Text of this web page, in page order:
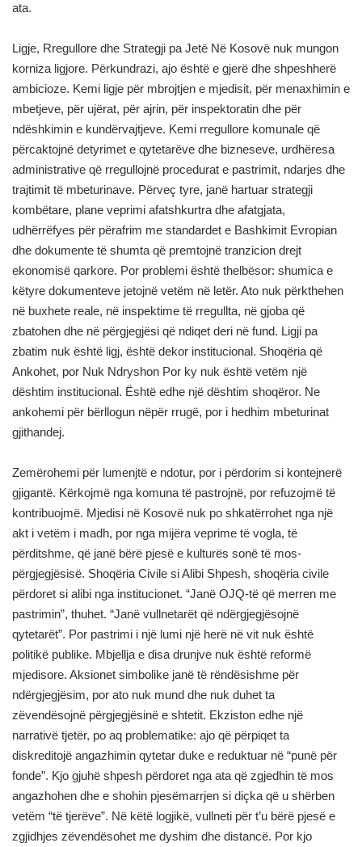
ata.
Ligje, Rregullore dhe Strategji pa Jetë Në Kosovë nuk mungon
korniza ligjore. Përkundrazi, ajo është e gjerë dhe shpeshherë
ambicioze. Kemi ligje për mbrojtjen e mjedisit, për menaxhimin e
mbetjeve, për ujërat, për ajrin, për inspektoratin dhe për
ndëshkimin e kundërvajtjeve. Kemi rregullore komunale që
përcaktojnë detyrimet e qytetarëve dhe bizneseve, urdhëresa
administrative që rregullojnë procedurat e pastrimit, ndarjes dhe
trajtimit të mbeturinave. Përveç tyre, janë hartuar strategji
kombëtare, plane veprimi afatshkurtra dhe afatgjata,
udhërrëfyes për përafrim me standardet e Bashkimit Evropian
dhe dokumente të shumta që premtojnë tranzicion drejt
ekonomisë qarkore. Por problemi është thelbësor: shumica e
këtyre dokumenteve jetojnë vetëm në letër. Ato nuk përkthehen
në buxhete reale, në inspektime të rregullta, në gjoba që
zbatohen dhe në përgjegjësi që ndiqet deri në fund. Ligji pa
zbatim nuk është ligj, është dekor institucional. Shoqëria që
Ankohet, por Nuk Ndryshon Por ky nuk është vetëm një
dështim institucional. Është edhe një dështim shoqëror. Ne
ankohemi për bërllogun nëpër rrugë, por i hedhim mbeturinat
gjithandej.
Zemërohemi për lumenjtë e ndotur, por i përdorim si kontejnerë
gjigantë. Kërkojmë nga komuna të pastrojnë, por refuzojmë të
kontribuojmë. Mjedisi në Kosovë nuk po shkatërrohet nga një
akt i vetëm i madh, por nga mijëra veprime të vogla, të
përditshme, që janë bërë pjesë e kulturës sonë të mos-
përgjegjësisë. Shoqëria Civile si Alibi Shpesh, shoqëria civile
përdoret si alibi nga institucionet. “Janë OJQ-të që merren me
pastrimin”, thuhet. “Janë vullnetarët që ndërgjegjësojnë
qytetarët”. Por pastrimi i një lumi një herë në vit nuk është
politikë publike. Mbjellja e disa drunjve nuk është reformë
mjedisore. Aksionet simbolike janë të rëndësishme për
ndërgjegjësim, por ato nuk mund dhe nuk duhet ta
zëvendësojnë përgjegjësinë e shtetit. Ekziston edhe një
narrativë tjetër, po aq problematike: ajo që përpiqet ta
diskreditojë angazhimin qytetar duke e reduktuar në “punë për
fonde”. Kjo gjuhë shpesh përdoret nga ata që zgjedhin të mos
angazhohen dhe e shohin pjesëmarrjen si diçka që u shërben
vetëm “të tjerëve”. Në këtë logjikë, vullneti për t’u bërë pjesë e
zgjidhjes zëvendësohet me dyshim dhe distancë. Por kjo